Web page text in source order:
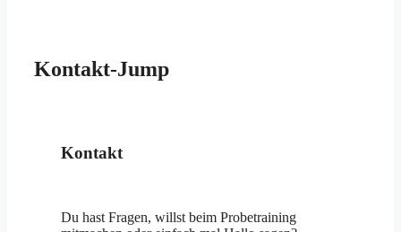
Kontakt-Jump
Kontakt
Du hast Fragen, willst beim Probetraining